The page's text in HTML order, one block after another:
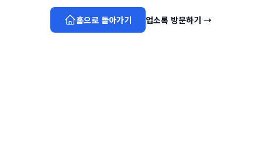
홈으로 돌아가기 업소록 방문하기 →